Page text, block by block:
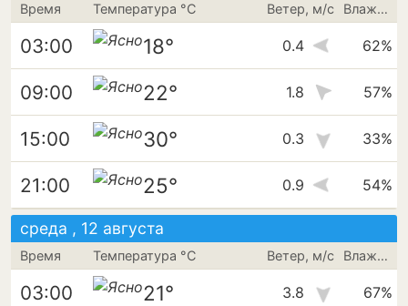
Время Температура °C Ветер, м/с Влажность
03:00 18° 0.4 62%
09:00 22° 1.8 57%
15:00 30° 0.3 33%
21:00 25° 0.9 54%
среда , 12 августа
Время Температура °C Ветер, м/с Влажность
03:00 21° 3.8 67%